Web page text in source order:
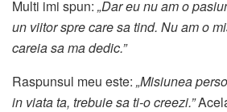
Multi imi spun: „Dar eu nu am o
un viitor spre care sa tind. Nu am o
careia sa ma dedic.”
Raspunsul meu este: „Misiunea
in viata ta, trebuie sa ti-o creezi.”